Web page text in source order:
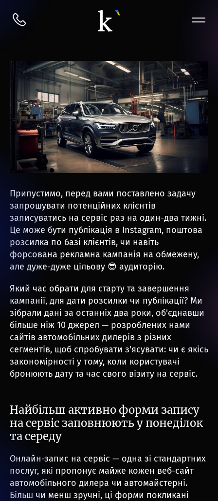
Припустимо, перед вами поставлено задачу
запрошувати потенційних клієнтів
записуватись на сервіс раз на один-два тижні.
Це може бути публікація в Instagram, поштова
розсилка по базі клієнтів, чи навіть
форсована рекламна кампанія на обмежену,
але дуже-дуже цільову 😎 аудиторію.
Який час обрати для старту та завершення
кампанії, для дати розсилки чи публікації? Ми
зібрали дані за останніх два роки, об'єднавши
більше ніж 10 джерел — розроблених нами
сайтів автомобільних дилерів з різних
сегментів, щоб спробувати з'ясувати: чи є якісь
закономірності у тому, коли користувачі
бронюють дату та час свого візиту на сервіс.
Найбільш активно форми запису
на сервіс заповнюють у понеділок
та середу
Онлайн-запис на сервіс — одна зі стандартних
послуг, які пропонує майже кожен веб-сайт
автомобільного дилера чи автомайстерні.
Більш чи менш зручні, ці форми покликані